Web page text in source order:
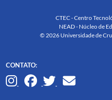
CTEC - Centro
NEAD - Núcleo de
© 2026 Universidade de
CONTATO: